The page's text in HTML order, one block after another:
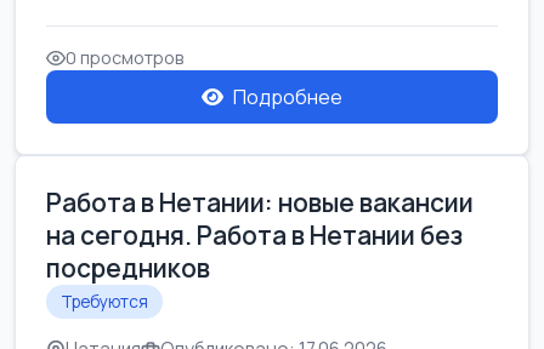
0 просмотров
Подробнее
Работа в Нетании: новые вакансии
на сегодня. Работа в Нетании без
посредников
Требуются